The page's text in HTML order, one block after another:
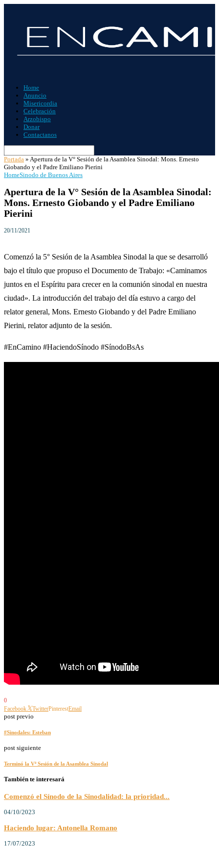
Home
Anuncio
Misericordia
Celebración
Arzobispo
Donar
Contactanos
Portada » Apertura de la V° Sesión de la Asamblea Sinodal: Mons. Ernesto
Giobando y el Padre Emiliano Pierini
HomeSinodo de Buenos Aires
Apertura de la V° Sesión de la Asamblea Sinodal:
Mons. Ernesto Giobando y el Padre Emiliano
Pierini
20/11/2021
Comenzó la 5° Sesión de la Asamblea Sinodal la que se desarrolló
bajo el título que propuso el Documento de Trabajo: «Caminamos
juntos en el Espíritu para crecer en la comunión sinodal en nuestra
ciudad». La introducción del trabajo del día estuvo a cargo del
relator general, Mons. Ernesto Giobando y del Padre Emiliano
Pierini, relator adjunto de la sesión.
#EnCamino #HaciendoSínodo #SínodoBsAs
0
Facebook
TwitterPinterestEmail
post previo
#Sinodales: Esteban
post siguiente
Terminó la Vª Sesión de la Asamblea Sinodal
También te interesará
Comenzó el Sínodo de la Sinodalidad: la prioridad...
04/10/2023
Haciendo lugar: Antonella Romano
17/07/2023